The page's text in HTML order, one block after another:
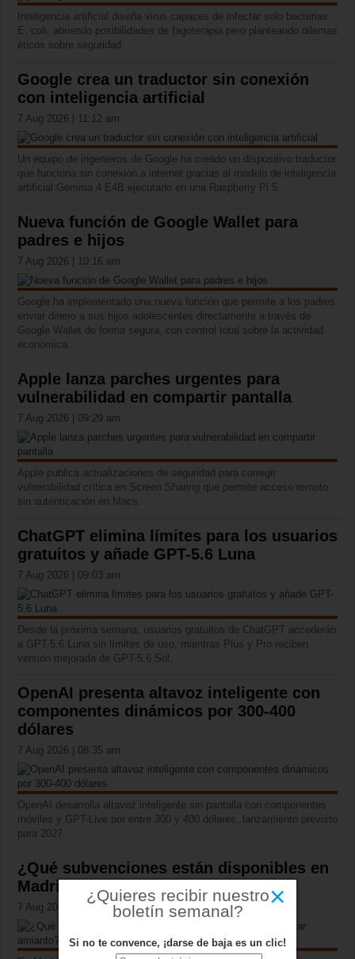
Inteligencia artificial diseña virus capaces de infectar solo bacterias
E. coli, abriendo posibilidades de fagoterapia pero planteando dilemas
éticos sobre seguridad.
Google crea un traductor sin conexión
con inteligencia artificial
7 Aug 2026 | 11:12 am
Un equipo de ingenieros de Google ha creado un dispositivo traductor
que funciona sin conexión a internet gracias al modelo de inteligencia
artificial Gemma 4 E4B ejecutado en una Raspberry Pi 5.
Nueva función de Google Wallet para
padres e hijos
7 Aug 2026 | 10:16 am
Google ha implementado una nueva función que permite a los padres
enviar dinero a sus hijos adolescentes directamente a través de
Google Wallet de forma segura, con control total sobre la actividad
económica.
Apple lanza parches urgentes para
vulnerabilidad en compartir pantalla
7 Aug 2026 | 09:29 am
Apple publica actualizaciones de seguridad para corregir
vulnerabilidad crítica en Screen Sharing que permite acceso remoto
sin autenticación en Macs.
ChatGPT elimina límites para los usuarios
gratuitos y añade GPT-5.6 Luna
7 Aug 2026 | 09:03 am
Desde la próxima semana, usuarios gratuitos de ChatGPT accederán
a GPT-5.6 Luna sin límites de uso, mientras Plus y Pro reciben
versión mejorada de GPT-5.6 Sol.
OpenAI presenta altavoz inteligente con
componentes dinámicos por 300-400
dólares
7 Aug 2026 | 08:35 am
OpenAI desarrolla altavoz inteligente sin pantalla con componentes
móviles y GPT-Live por entre 300 y 400 dólares, lanzamiento previsto
para 2027.
¿Qué subvenciones están disponibles en
Madrid para retirar amianto?
7 Aug 2026 | 06:04 am ×
¿Quieres recibir nuestro
boletín semanal?
Si no te convence, ¡darse de baja es un clic!